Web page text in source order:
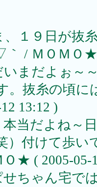
１９日が抜
/ ＭＯＭＯ★
まだよぉ～
。抜糸の頃に
13:12 )
当だよね～
）付けて歩
Ｏ★ ( 2005-05-
ちゃん宅で